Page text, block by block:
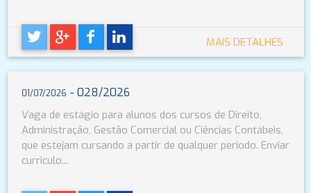
MAIS DETALHES
01/07/2026 - 028/2026
Vaga de estágio para alunos dos cursos de Direito,
Administração, Gestão Comercial ou Ciências Contábeis,
que estejam cursando a partir de qualquer periodo. Enviar
curriculo...